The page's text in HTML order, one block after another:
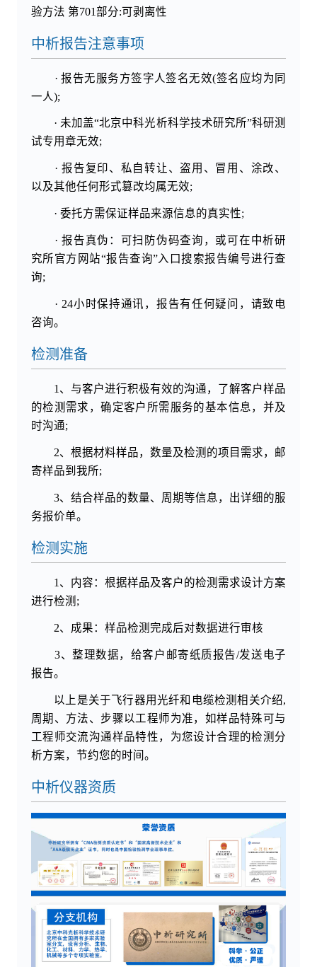
验方法 第701部分:可剥离性
中析报告注意事项
· 报告无服务方签字人签名无效(签名应均为同
一人);
· 未加盖“北京中科光析科学技术研究所”科研测
试专用章无效;
· 报告复印、私自转让、盗用、冒用、涂改、
以及其他任何形式篡改均属无效;
· 委托方需保证样品来源信息的真实性;
· 报告真伪：可扫防伪码查询，或可在中析研
究所官方网站“报告查询”入口搜索报告编号进行查
询;
· 24小时保持通讯，报告有任何疑问，请致电
咨询。
检测准备
1、与客户进行积极有效的沟通，了解客户样品
的检测需求，确定客户所需服务的基本信息，并及
时沟通;
2、根据材料样品，数量及检测的项目需求，邮
寄样品到我所;
3、结合样品的数量、周期等信息，出详细的服
务报价单。
检测实施
1、内容：根据样品及客户的检测需求设计方案
进行检测;
2、成果：样品检测完成后对数据进行审核
3、整理数据，给客户邮寄纸质报告/发送电子
报告。
以上是关于飞行器用光纤和电缆检测相关介绍,
周期、方法、步骤以工程师为准，如样品特殊可与
工程师交流沟通样品特性，为您设计合理的检测分
析方案，节约您的时间。
中析仪器资质